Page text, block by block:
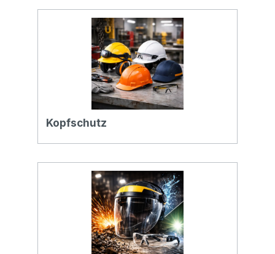
Kopfschutz